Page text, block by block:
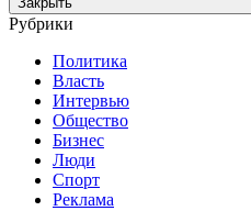
Рубрики
Политика
Власть
Интервью
Общество
Бизнес
Люди
Спорт
Реклама